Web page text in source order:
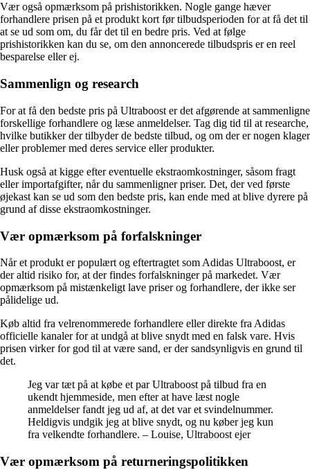
Vær også opmærksom på prishistorikken. Nogle gange hæver
forhandlere prisen på et produkt kort før tilbudsperioden for at få det til
at se ud som om, du får det til en bedre pris. Ved at følge
prishistorikken kan du se, om den annoncerede tilbudspris er en reel
besparelse eller ej.
Sammenlign og research
For at få den bedste pris på Ultraboost er det afgørende at sammenligne
forskellige forhandlere og læse anmeldelser. Tag dig tid til at researche,
hvilke butikker der tilbyder de bedste tilbud, og om der er nogen klager
eller problemer med deres service eller produkter.
Husk også at kigge efter eventuelle ekstraomkostninger, såsom fragt
eller importafgifter, når du sammenligner priser. Det, der ved første
øjekast kan se ud som den bedste pris, kan ende med at blive dyrere på
grund af disse ekstraomkostninger.
Vær opmærksom på forfalskninger
Når et produkt er populært og eftertragtet som Adidas Ultraboost, er
der altid risiko for, at der findes forfalskninger på markedet. Vær
opmærksom på mistænkeligt lave priser og forhandlere, der ikke ser
pålidelige ud.
Køb altid fra velrenommerede forhandlere eller direkte fra Adidas
officielle kanaler for at undgå at blive snydt med en falsk vare. Hvis
prisen virker for god til at være sand, er der sandsynligvis en grund til
det.
Jeg var tæt på at købe et par Ultraboost på tilbud fra en
ukendt hjemmeside, men efter at have læst nogle
anmeldelser fandt jeg ud af, at det var et svindelnummer.
Heldigvis undgik jeg at blive snydt, og nu køber jeg kun
fra velkendte forhandlere. – Louise, Ultraboost ejer
Vær opmærksom på returneringspolitikken